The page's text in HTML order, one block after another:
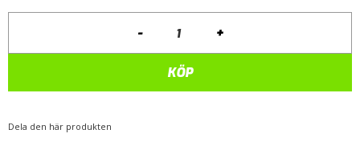
-
Dumpventil
mängd
+
KÖP
Dela den här produkten